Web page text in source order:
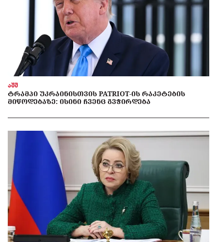
აშშ
ᲢᲠᲐᲛᲞᲘ ᲣᲙᲠᲐᲘᲜᲘᲡᲗᲕᲘᲡ PATRIOT-ᲘᲡ ᲠᲐᲙᲔᲢᲔᲑᲘᲡ
ᲛᲘᲬᲝᲓᲔᲑᲐᲖᲔ: ᲘᲡᲘᲜᲘ ᲩᲕᲔᲜᲪ ᲒᲕᲭᲘᲠᲓᲔᲑᲐ